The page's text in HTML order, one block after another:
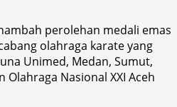
perolehan medali emas
olahraga karate yang
Unimed, Medan, Sumut,
Olahraga Nasional XXI Aceh